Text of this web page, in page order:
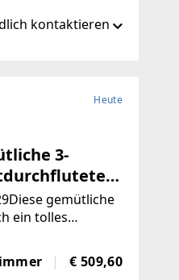
kontaktieren
Heute
3-
vielseitigen
gemütliche
ein tolles
hier ihre ganz
werden! Zudem
€ 509,60